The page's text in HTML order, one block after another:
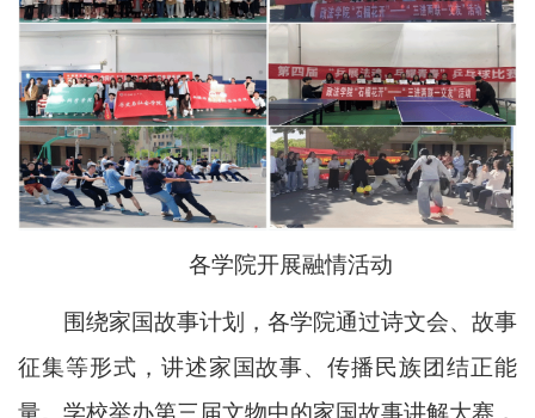
各学院开展融情活动
围绕家国故事计划，各学院通过诗文会、故事
征集等形式，讲述家国故事、传播民族团结正能
量。学校举办第三届文物中的家国故事讲解大赛，